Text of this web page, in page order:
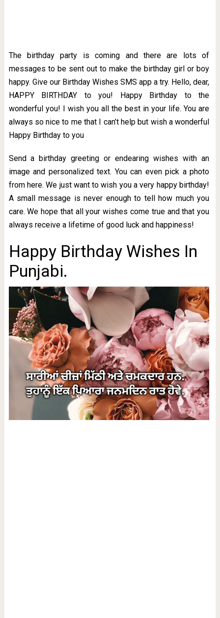
The birthday party is coming and there are lots of
messages to be sent out to make the birthday girl or boy
happy. Give our Birthday Wishes SMS app a try. Hello, dear,
HAPPY BIRTHDAY to you! Happy Birthday to the
wonderful you! I wish you all the best in your life. You are
always so nice to me that I can’t help but wish a wonderful
Happy Birthday to you
Send a birthday greeting or endearing wishes with an
image and personalized text. You can even pick a photo
from here. We just want to wish you a very happy birthday!
A small message is never enough to tell how much you
care. We hope that all your wishes come true and that you
always receive a lifetime of good luck and happiness!
Happy Birthday Wishes In
Punjabi.